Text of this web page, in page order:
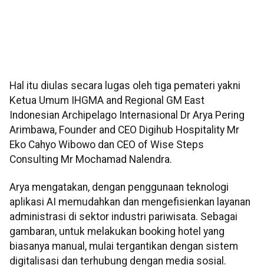
Hal itu diulas secara lugas oleh tiga pemateri yakni
Ketua Umum IHGMA and Regional GM East
Indonesian Archipelago Internasional Dr Arya Pering
Arimbawa, Founder and CEO Digihub Hospitality Mr
Eko Cahyo Wibowo dan CEO of Wise Steps
Consulting Mr Mochamad Nalendra.
Arya mengatakan, dengan penggunaan teknologi
aplikasi AI memudahkan dan mengefisienkan layanan
administrasi di sektor industri pariwisata. Sebagai
gambaran, untuk melakukan booking hotel yang
biasanya manual, mulai tergantikan dengan sistem
digitalisasi dan terhubung dengan media sosial.